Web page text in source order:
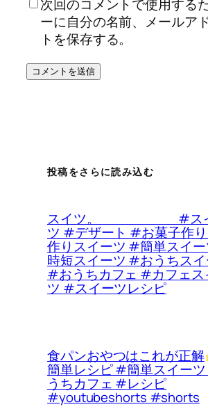
次回のコメントで使用する
ーに自分の名前、メールア
トを保存する。
投稿をさらに読み込む
スイツ。 #ス
ツ #デザート #お菓子作
作りスイーツ #簡単スイ
時短スイーツ #おうちスイ
#おうちカフェ #カフェス
ツ #スイーツレシピ
食パンおやつはこれが正解
簡単レシピ #簡単スイー
うちカフェ #レシピ
#youtubeshorts #shorts